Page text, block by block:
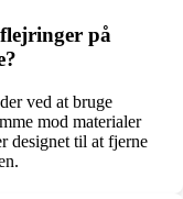
på
ved at bruge
mod materialer
designet til at fjerne